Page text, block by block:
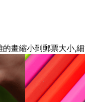
畫縮小到郵票大小